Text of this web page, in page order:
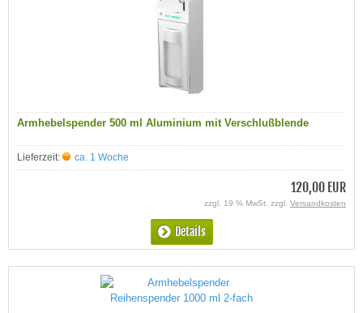
Armhebelspender 500 ml Aluminium mit Verschlußblende
Lieferzeit: ca. 1 Woche
120,00 EUR
zzgl. 19 % MwSt. zzgl. Versandkosten
Details